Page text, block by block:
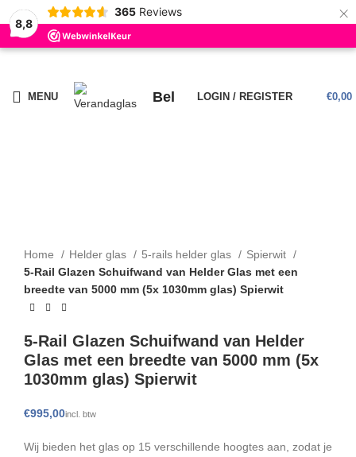
8,8
365 Reviews ×
BESTE KWALITEIT, SERVICE EN HET MEEST UITGEBREIDE
MENU Bel LOGIN / REGISTER €0,00
Home Helder glas 5-rails helder glas
Spierwit
5-Rail Glazen Schuifwand van Helder Glas met een
breedte van 5000 mm (5x 1030mm glas) Spierwit
5-Rail Glazen Schuifwand van Helder
Glas met een breedte van 5000 mm (5x
1030mm glas) Spierwit
€
Wij bieden het glas op 15 verschillende hoogtes aan, zodat je